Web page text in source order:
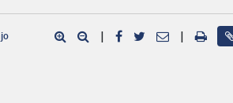
| |